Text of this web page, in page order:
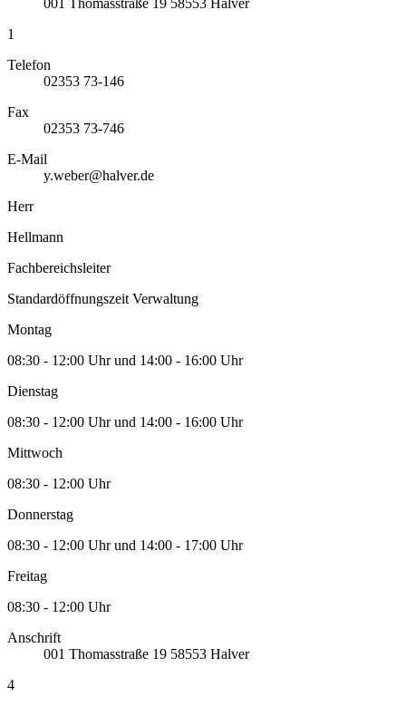
1
Telefon
02353 73-146
Fax
02353 73-746
E-Mail
y.weber@halver.de
Herr
Hellmann
Fachbereichsleiter
Standardöffnungszeit Verwaltung
Montag
08:30 - 12:00 Uhr und 14:00 - 16:00 Uhr
Dienstag
08:30 - 12:00 Uhr und 14:00 - 16:00 Uhr
Mittwoch
08:30 - 12:00 Uhr
Donnerstag
08:30 - 12:00 Uhr und 14:00 - 17:00 Uhr
Freitag
08:30 - 12:00 Uhr
Anschrift
001 Thomasstraße 19 58553 Halver
4